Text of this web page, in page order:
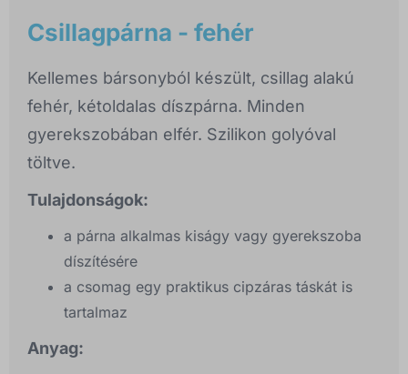
Csillagpárna - fehér
Kellemes bársonyból készült, csillag alakú
fehér, kétoldalas díszpárna. Minden
gyerekszobában elfér. Szilikon golyóval
töltve.
Tulajdonságok:
a párna alkalmas kiságy vagy gyerekszoba
díszítésére
a csomag egy praktikus cipzáras táskát is
tartalmaz
Anyag: